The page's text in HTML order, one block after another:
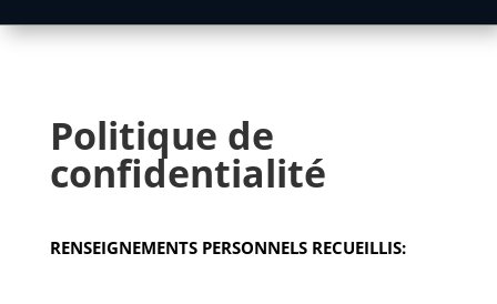
Politique de
confidentialité
RENSEIGNEMENTS PERSONNELS RECUEILLIS: